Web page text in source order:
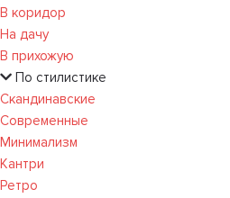
В коридор
На дачу
В прихожую
По стилистике
Скандинавские
Современные
Минимализм
Кантри
Ретро